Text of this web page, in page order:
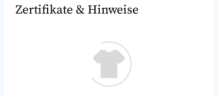
Zertifikate & Hinweise